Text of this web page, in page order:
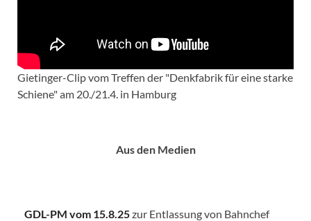
Gietinger-Clip vom Treffen der "Denkfabrik für eine starke
Schiene" am 20./21.4. in Hamburg
Aus den Medien
GDL-PM vom 15.8.25zur Entlassung von Bahnchef